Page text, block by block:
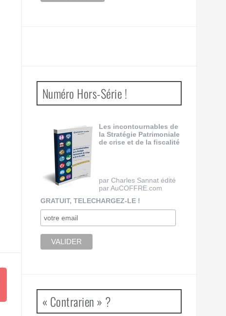
Numéro Hors-Série !
Les incontournables de
la Stratégie Patrimoniale
de crise et de la fiscalité
par Charles Sannat édité
par AuCOFFRE.com
GRATUIT, TELECHARGEZ-LE !
« Contrarien » ?